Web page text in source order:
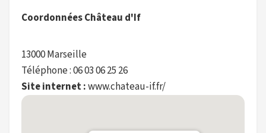
Coordonnées Château d'If
13000 Marseille
Téléphone : 06 03 06 25 26
Site internet :www.chateau-if.fr/